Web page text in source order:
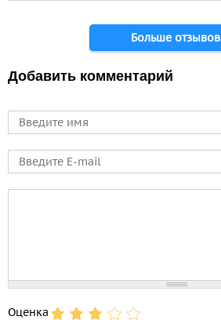
Больше отзывов
Добавить комментарий
Имя
E-mail
Оценка